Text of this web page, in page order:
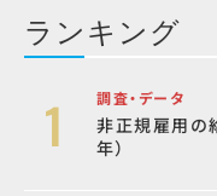
ランキング
調査・データ
非正規雇用の
年）